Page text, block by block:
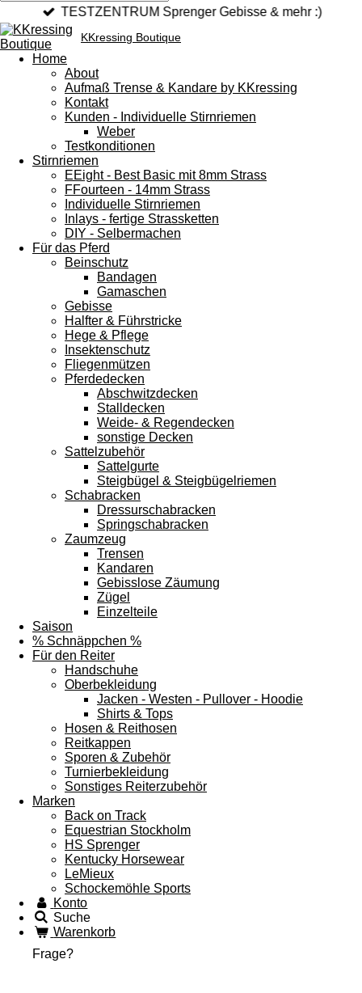
TESTZENTRUM Sprenger Gebisse & mehr :)
KKressing Boutique
Home
About
Aufmaß Trense & Kandare by KKressing
Kontakt
Kunden - Individuelle Stirnriemen
Weber
Testkonditionen
Stirnriemen
EEight - Best Basic mit 8mm Strass
FFourteen - 14mm Strass
Individuelle Stirnriemen
Inlays - fertige Strassketten
DIY - Selbermachen
Für das Pferd
Beinschutz
Bandagen
Gamaschen
Gebisse
Halfter & Führstricke
Hege & Pflege
Insektenschutz
Fliegenmützen
Pferdedecken
Abschwitzdecken
Stalldecken
Weide- & Regendecken
sonstige Decken
Sattelzubehör
Sattelgurte
Steigbügel & Steigbügelriemen
Schabracken
Dressurschabracken
Springschabracken
Zaumzeug
Trensen
Kandaren
Gebisslose Zäumung
Zügel
Einzelteile
Saison
% Schnäppchen %
Für den Reiter
Handschuhe
Oberbekleidung
Jacken - Westen - Pullover - Hoodie
Shirts & Tops
Hosen & Reithosen
Reitkappen
Sporen & Zubehör
Turnierbekleidung
Sonstiges Reiterzubehör
Marken
Back on Track
Equestrian Stockholm
HS Sprenger
Kentucky Horsewear
LeMieux
Schockemöhle Sports
Konto
Suche
Warenkorb
Frage?